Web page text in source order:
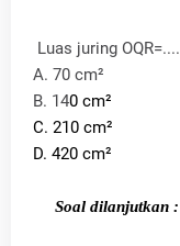
Luas juring OQR=....
A. 70 cm²
B. 140 cm²
C. 210 cm²
D. 420 cm²
Soal dilanjutkan :